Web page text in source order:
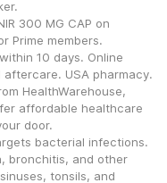
300 MG CAP on
Prime members.
10 days. Online
USA pharmacy.
HealthWarehouse,
affordable healthcare
door.
bacterial infections.
bronchitis, and other
tonsils, and